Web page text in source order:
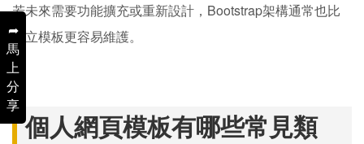
➦
馬
上
分
享
若未來需要功能擴充或重新設計，Bootstrap架構通常也比
獨立模板更容易維護。
個人網頁模板有哪些常見類